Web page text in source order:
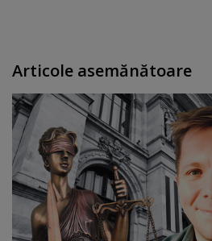
Articole asemănătoare